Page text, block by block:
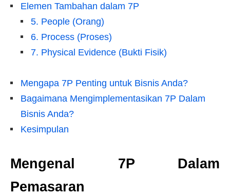
Elemen Tambahan dalam 7P
5. People (Orang)
6. Process (Proses)
7. Physical Evidence (Bukti Fisik)
Mengapa 7P Penting untuk Bisnis Anda?
Bagaimana Mengimplementasikan 7P Dalam
Bisnis Anda?
Kesimpulan
Mengenal 7P Dalam
Pemasaran